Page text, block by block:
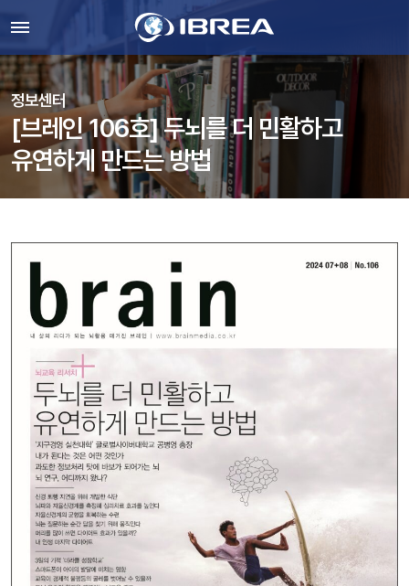
정보센터
[브레인 106호] 두뇌를 더 민활하고
유연하게 만드는 방법